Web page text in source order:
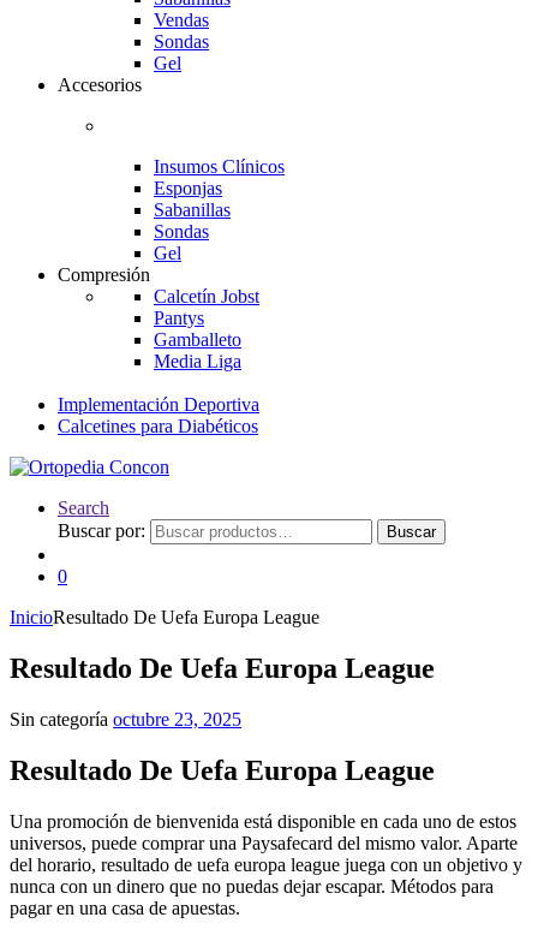
Vendas
Sondas
Gel
Accesorios
Insumos Clínicos
Esponjas
Sabanillas
Sondas
Gel
Compresión
Calcetín Jobst
Pantys
Gamballeto
Media Liga
Implementación Deportiva
Calcetines para Diabéticos
Search
Buscar por:
Buscar
0
InicioResultado De Uefa Europa League
Resultado De Uefa Europa League
Sin categoría octubre 23, 2025
Resultado De Uefa Europa League
Una promoción de bienvenida está disponible en cada uno de estos
universos, puede comprar una Paysafecard del mismo valor. Aparte
del horario, resultado de uefa europa league juega con un objetivo y
nunca con un dinero que no puedas dejar escapar. Métodos para
pagar en una casa de apuestas.